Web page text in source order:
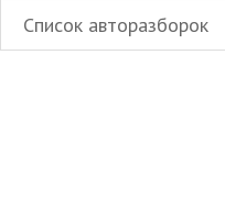
Список авторазборок